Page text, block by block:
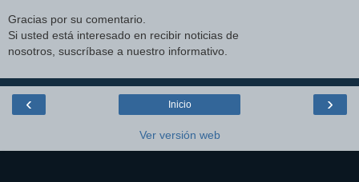
Gracias por su comentario.
Si usted está interesado en recibir noticias de
nosotros, suscríbase a nuestro informativo.
‹ ›
Inicio
Ver versión web